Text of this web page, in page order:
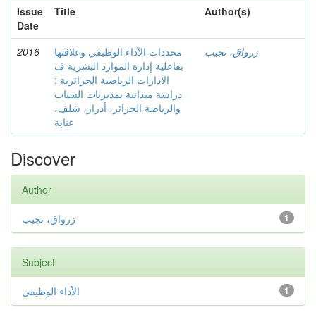
Issue
Date
Title Author(s)
2016
محددات الآداء الوظيفي وعلاقتها
بفاعلية إدارة الموارد البشرية ف
الادارات الرياضية الجزائرية :
دراسة ميدانية بمديريات الشباب
والرياضة الجزائر، أدرار، شلف،
عنابة
زرواق، نجيب
Discover
Author
1 زرواق، نجيب
Subject
1 الأداء الوظيفي